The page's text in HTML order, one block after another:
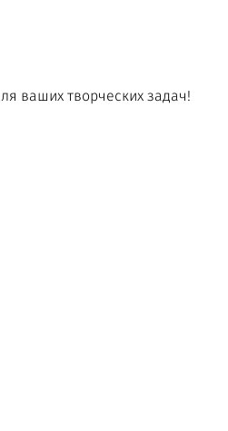
ваших творческих задач!